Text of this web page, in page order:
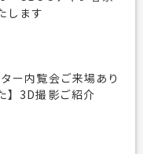
します
ー内覧会ご来場あり
】3D撮影ご紹介